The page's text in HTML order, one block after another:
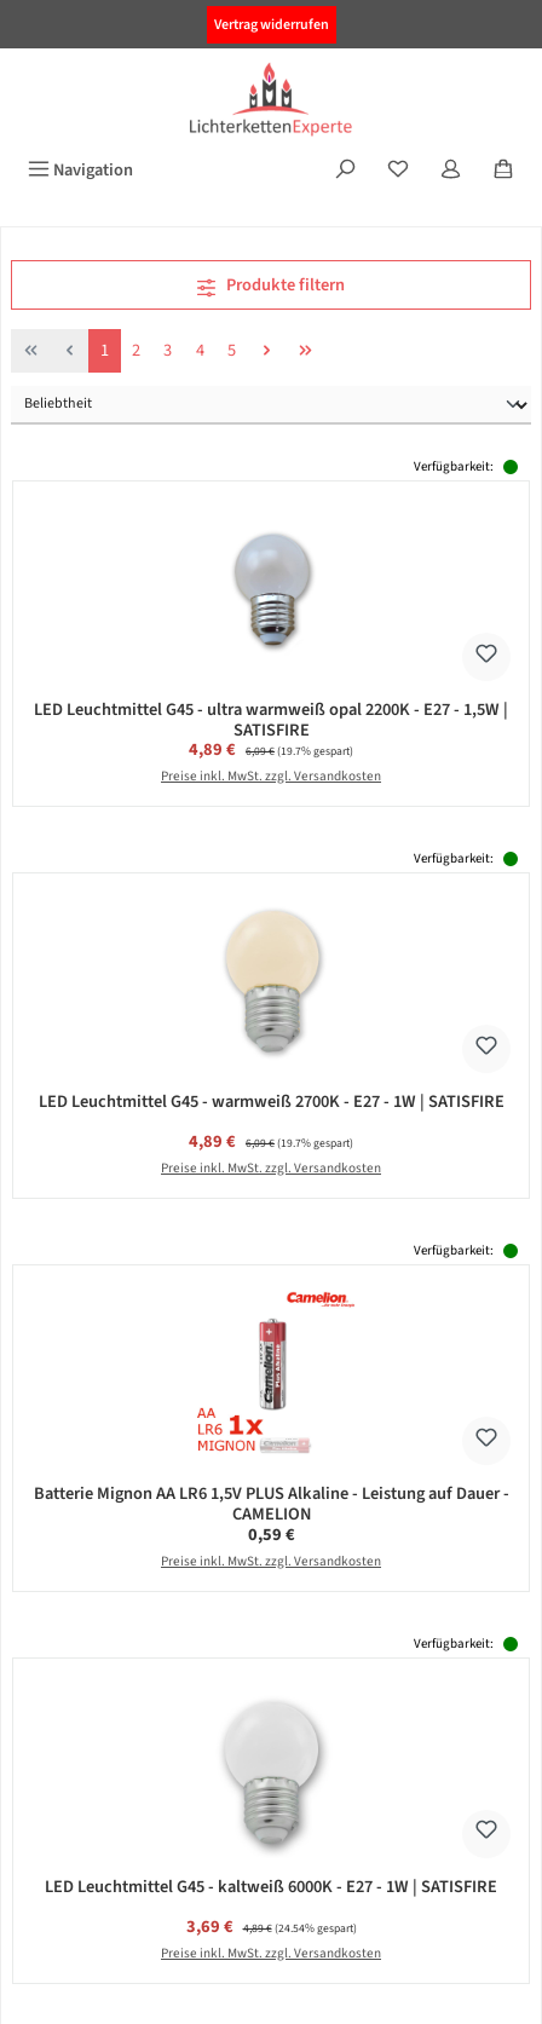
Vertrag widerrufen
Navigation
Produkte filtern
Seite
1 Seite
2 Seite
3 Seite
4 Seite
5
Verfügbarkeit:
LED Leuchtmittel G45 - ultra warmweiß opal 2200K - E27 - 1,5W |
SATISFIRE
Verkaufspreis:
4,89 € Regulärer Preis:
6,09 €(19.7% gespart)
Preise inkl. MwSt. zzgl. Versandkosten
Verfügbarkeit:
LED Leuchtmittel G45 - warmweiß 2700K - E27 - 1W | SATISFIRE
Verkaufspreis:
4,89 € Regulärer Preis:
6,09 €(19.7% gespart)
Preise inkl. MwSt. zzgl. Versandkosten
Verfügbarkeit:
Batterie Mignon AA LR6 1,5V PLUS Alkaline - Leistung auf Dauer -
CAMELION
Regulärer Preis:
0,59 €
Preise inkl. MwSt. zzgl. Versandkosten
Verfügbarkeit:
LED Leuchtmittel G45 - kaltweiß 6000K - E27 - 1W | SATISFIRE
Verkaufspreis:
3,69 € Regulärer Preis:
4,89 €(24.54% gespart)
Preise inkl. MwSt. zzgl. Versandkosten